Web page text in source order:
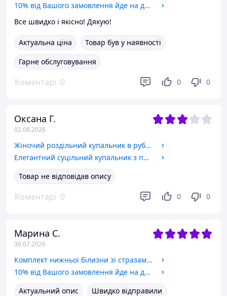
10% від Вашого замовлення йде на допомогу ЗСУ
Все швидко і якісно! Дякую!
Актуальна ціна
Товар був у наявності
Гарне обслуговування
Коментарі 0 0 0
Оксана Г.
02.08.2026
Жіночий роздільний купальник в рубчик із завищеною талією L
Елегантний суцільний купальник з прозорими вставками та перехресним верхом New Style чорний (6-61) L
Товар не відповідав опису
Коментарі 0 0 0
Марина С.
30.07.2026
Комплект нижньої білизни зі стразами сексуальна білизна еротична білизна
10% від Вашого замовлення йде на допомогу ЗСУ
Актуальний опис
Швидко відправили